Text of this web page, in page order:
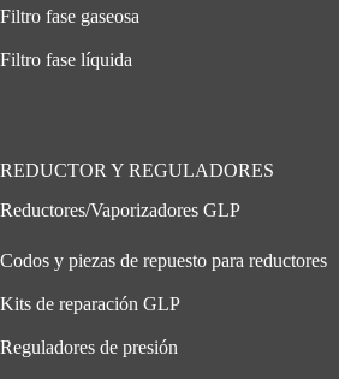
Filtro fase gaseosa
Filtro fase líquida
REDUCTOR Y REGULADORES
Reductores/Vaporizadores GLP
Codos y piezas de repuesto para reductores
Kits de reparación GLP
Reguladores de presión